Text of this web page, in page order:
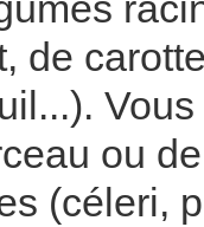
de
ou
(céleri,